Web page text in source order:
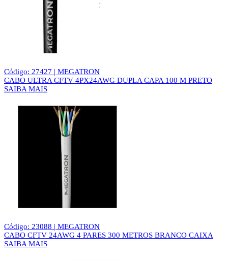
Código: 27427 | MEGATRON
CABO ULTRA CFTV 4PX24AWG DUPLA CAPA 100 M PRETO
SAIBA MAIS
Código: 23088 | MEGATRON
CABO CFTV 24AWG 4 PARES 300 METROS BRANCO CAIXA
SAIBA MAIS